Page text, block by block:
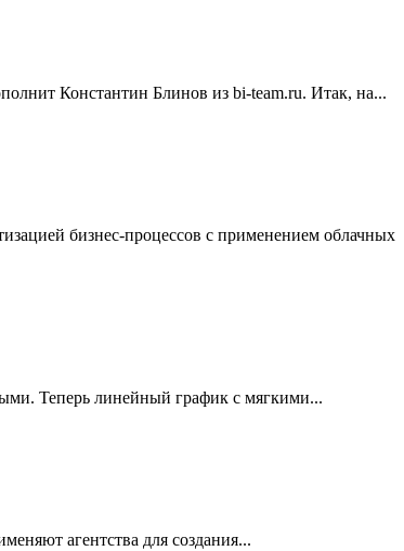
Константин Блинов из bi-team.ru. Итак, на...
бизнес-процессов с применением облачных
Теперь линейный график с мягкими...
агентства для создания...